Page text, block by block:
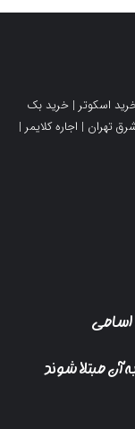
اسکوتر | خرید بک
تهران | اجاره کلایمر |
مبتلا شوند